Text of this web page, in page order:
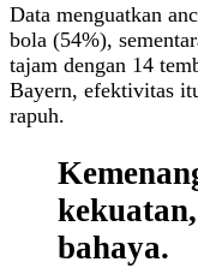
Data menguatkan
bola (54%),
tajam dengan 14
Bayern, efektivitas
rapuh.
bahaya.